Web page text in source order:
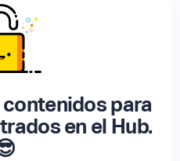
para
en el Hub.